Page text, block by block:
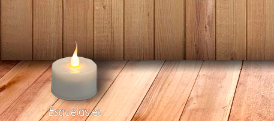
Esquelas.es